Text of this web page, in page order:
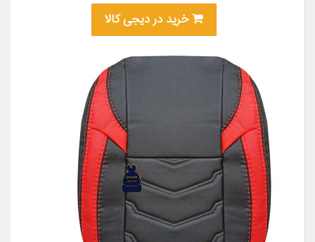
خرید در دیجی کالا